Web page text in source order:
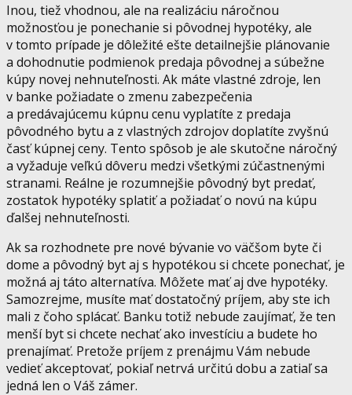
Inou, tiež vhodnou, ale na realizáciu náročnou
možnosťou je ponechanie si pôvodnej hypotéky, ale
v tomto prípade je dôležité ešte detailnejšie plánovanie
a dohodnutie podmienok predaja pôvodnej a súbežne
kúpy novej nehnuteľnosti. Ak máte vlastné zdroje, len
v banke požiadate o zmenu zabezpečenia
a predávajúcemu kúpnu cenu vyplatíte z predaja
pôvodného bytu a z vlastných zdrojov doplatíte zvyšnú
časť kúpnej ceny. Tento spôsob je ale skutočne náročný
a vyžaduje veľkú dôveru medzi všetkými zúčastnenými
stranami. Reálne je rozumnejšie pôvodný byt predať,
zostatok hypotéky splatiť a požiadať o novú na kúpu
ďalšej nehnuteľnosti.
Ak sa rozhodnete pre nové bývanie vo väčšom byte či
dome a pôvodný byt aj s hypotékou si chcete ponechať, je
možná aj táto alternatíva. Môžete mať aj dve hypotéky.
Samozrejme, musíte mať dostatočný príjem, aby ste ich
mali z čoho splácať. Banku totiž nebude zaujímať, že ten
menší byt si chcete nechať ako investíciu a budete ho
prenajímať. Pretože príjem z prenájmu Vám nebude
vedieť akceptovať, pokiaľ netrvá určitú dobu a zatiaľ sa
jedná len o Váš zámer.